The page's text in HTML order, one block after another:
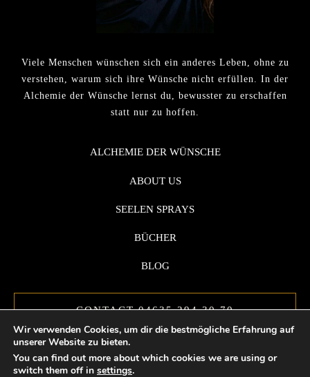
Viele Menschen wünschen sich ein anderes Leben, ohne zu
verstehen, warum sich ihre Wünsche nicht erfüllen. In der
Alchemie der Wünsche lernst du, bewusster zu erschaffen
statt nur zu hoffen.
ALCHEMIE DER WÜNSCHE
ABOUT US
SEELEN SPRAYS
BÜCHER
BLOG
CONTACT 04635 294 30 70
Wir verwenden Cookies, um dir die bestmögliche Erfahrung auf
unserer Website zu bieten.
You can find out more about which cookies we are using or
switch them off in settings.